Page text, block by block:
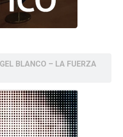
BLANCO – LA FUERZA